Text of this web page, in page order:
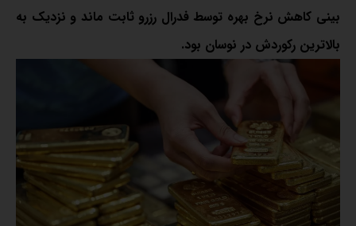
بینی کاهش نرخ بهره توسط فدرال رزرو ثابت ماند و نزدیک به
بالاترین رکوردش در نوسان بود.